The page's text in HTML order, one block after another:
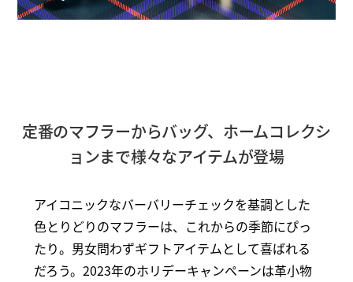
定番のマフラーからバッグ、ホームコレクシ
ョンまで様々なアイテムが登場
アイコニックなバーバリーチェックを基調とした
色とりどりのマフラーは、これからの季節にぴっ
たり。男女問わずギフトアイテムとして喜ばれる
だろう。2023年のホリデーキャンペーンは革小物